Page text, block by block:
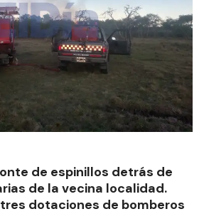
de espinillos detrás de
de la vecina localidad.
dotaciones de bomberos